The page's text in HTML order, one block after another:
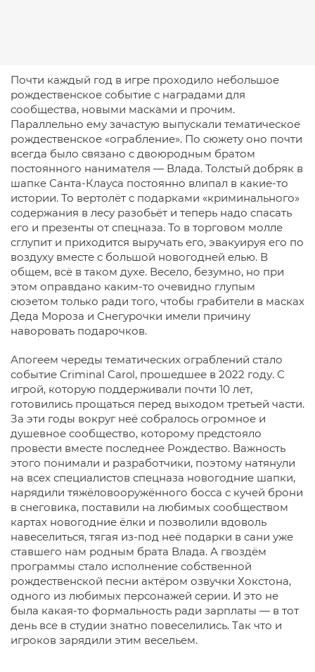
Почти каждый год в игре проходило небольшое
рождественское событие с наградами для
сообщества, новыми масками и прочим.
Параллельно ему зачастую выпускали тематическое
рождественское «ограбление». По сюжету оно почти
всегда было связано с двоюродным братом
постоянного нанимателя — Влада. Толстый добряк в
шапке Санта-Клауса постоянно влипал в какие-то
истории. То вертолёт с подарками «криминального»
содержания в лесу разобьёт и теперь надо спасать
его и презенты от спецназа. То в торговом молле
сглупит и приходится выручать его, эвакуируя его по
воздуху вместе с большой новогодней елью. В
общем, всё в таком духе. Весело, безумно, но при
этом оправдано каким-то очевидно глупым
сюэетом только ради того, чтобы грабители в масках
Деда Мороза и Снегурочки имели причину
наворовать подарочков.
Апогеем череды тематических ограблений стало
событие Criminal Carol, прошедшее в 2022 году. С
игрой, которую поддерживали почти 10 лет,
готовились прощаться перед выходом третьей части.
За эти годы вокруг неё собралось огромное и
душевное сообщество, которому предстояло
провести вместе последнее Рождество. Важность
этого понимали и разработчики, поэтому натянули
на всех специалистов спецназа новогодние шапки,
нарядили тяжёловооружённого босса с кучей брони
в снеговика, поставили на любимых сообществом
картах новогодние ёлки и позволили вдоволь
навеселиться, тягая из-под неё подарки в сани уже
ставшего нам родным брата Влада. А гвоздём
программы стало исполнение собственной
рождественской песни актёром озвучки Хокстона,
одного из любимых персонажей серии. И это не
была какая-то формальность ради зарплаты — в тот
день все в студии знатно повеселились. Так что и
игроков зарядили этим весельем.